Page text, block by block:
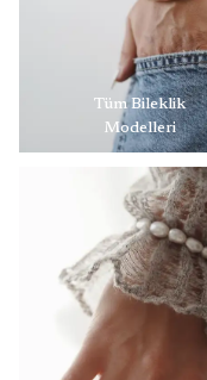
Tüm Bileklik
Modelleri